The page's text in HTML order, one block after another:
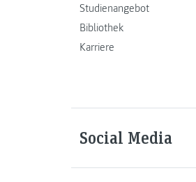
Studienangebot
Bibliothek
Karriere
Social Media